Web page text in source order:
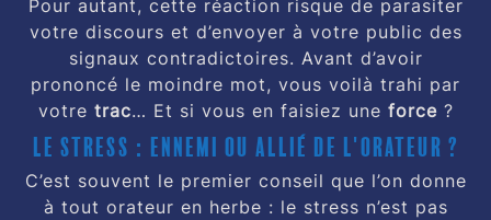
Pour autant, cette réaction risque de parasiter
votre discours et d’envoyer à votre public des
signaux contradictoires. Avant d’avoir
prononcé le moindre mot, vous voilà trahi par
votre trac… Et si vous en faisiez une force?
Le stress : ennemi ou allié de l'orateur ?
C’est souvent le premier conseil que l’on donne
à tout orateur en herbe : le stress n’est pas